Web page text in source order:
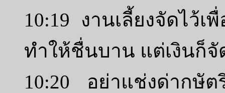
10:19 งานเลี้ยงจัดไว้เ
ทำให้ชื่นบาน แต่เงินก็จั
10:20 อย่าแช่งด่ากษั